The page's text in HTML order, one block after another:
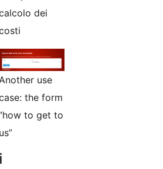
dei
Another use
the form
to get to
us”